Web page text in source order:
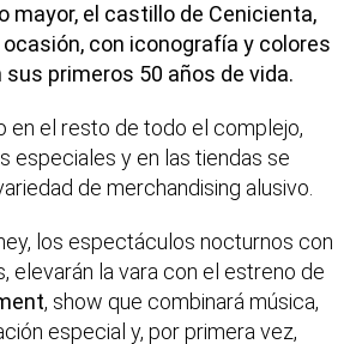
mayor, el castillo de Cenicienta,
ocasión, con iconografía y colores
primeros 50 años de vida.
en el resto de todo el complejo,
especiales y en las tiendas se
de merchandising alusivo.
los espectáculos nocturnos con
elevarán la vara con el estreno de
, show que combinará música,
especial y, por primera vez,